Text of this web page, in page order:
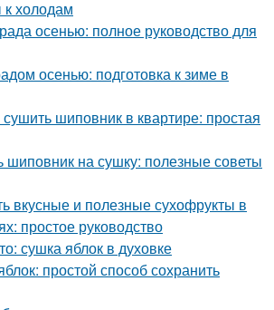
к холодам
осенью: полное руководство для
осенью: подготовка к зиме в
шиповник в квартире: простая
шиповник на сушку: полезные советы
вкусные и полезные сухофрукты в
простое руководство
сушка яблок в духовке
простой способ сохранить